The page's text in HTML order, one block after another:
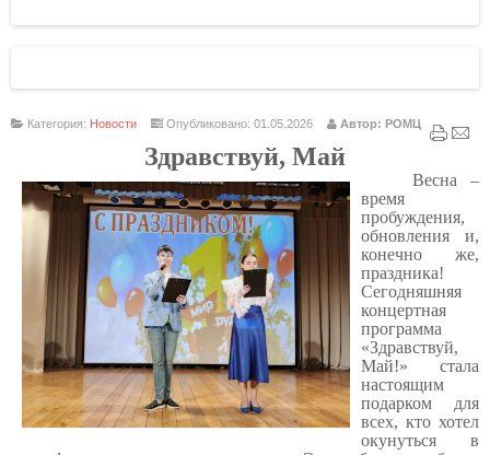
Категория: Новости Опубликовано: 01.05.2026 Автор: РОМЦ
Здравствуй, Май
Весна –
время
пробуждения,
обновления и,
конечно же,
праздника!
Сегодняшняя
концертная
программа
«Здравствуй,
Май!» стала
настоящим
подарком для
всех, кто хотел
окунуться в